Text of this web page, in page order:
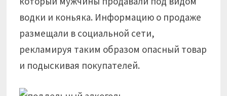
водки и коньяка. Информацию о продаже
размещали в социальной сети,
рекламируя таким образом опасный товар
и подыскивая покупателей.